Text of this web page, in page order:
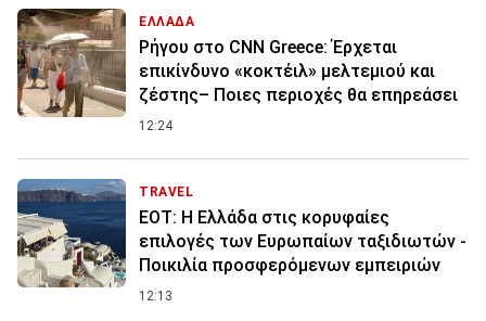
ΕΛΛΑΔΑ
Ρήγου στο CNN Greece: Έρχεται
επικίνδυνο «κοκτέιλ» μελτεμιού και
ζέστης– Ποιες περιοχές θα επηρεάσει
12:24
TRAVEL
ΕΟΤ: Η Ελλάδα στις κορυφαίες
επιλογές των Ευρωπαίων ταξιδιωτών -
Ποικιλία προσφερόμενων εμπειριών
12:13